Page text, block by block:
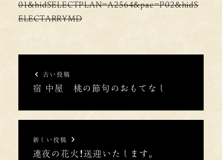
01&hidSELECTPLAN=A2564&pac=P02&hidS
ELECTARRYMD
古い投稿
宿 中屋 桃の節句のおもてなし
新しい投稿
連夜の花火！送迎いたします。